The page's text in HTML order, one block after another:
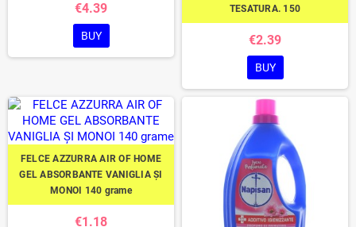
€4.39
BUY
TESATURA. 150
€2.39
BUY
FELCE AZZURRA AIR OF HOME
GEL ABSORBANTE VANIGLIA ȘI
MONOI 140 grame
€1.18